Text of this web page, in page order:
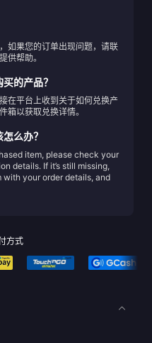
如果您的订单出现问题，请联
供帮助。
的产品？
在平台上收到关于如何兑换产
箱以获取兑换详情。
么办？
item, please check your
details. If it’s still missing,
your order details, and
方式